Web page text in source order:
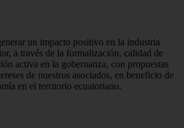
un impacto positivo en la industria
a través de la formalización, calidad de
activa en la gobernanza, con propuestas
de nuestros asociados, en beneficio de
en el territorio ecuatoriano.